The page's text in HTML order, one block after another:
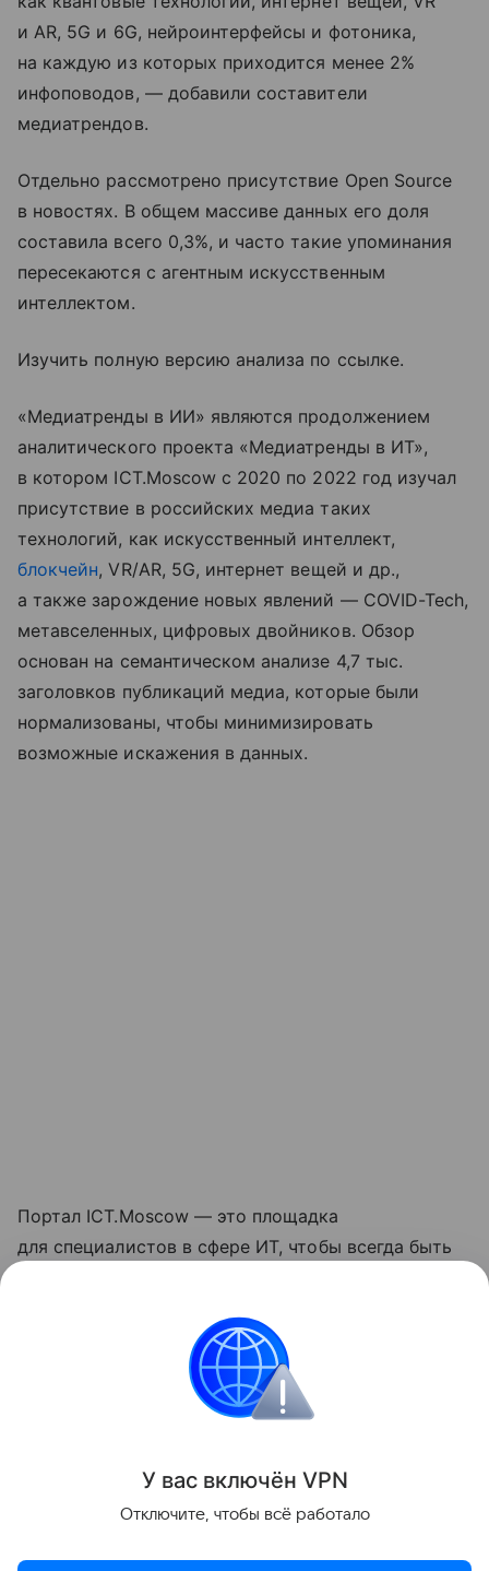
и AR, 5G и 6G, нейроинтерфейсы и фотоника,
на каждую из которых приходится менее 2%
инфоповодов, — добавили составители
медиатрендов.
Отдельно рассмотрено присутствие Open Source
в новостях. В общем массиве данных его доля
составила всего 0,3%, и часто такие упоминания
пересекаются с агентным искусственным
интеллектом.
Изучить полную версию анализа по ссылке.
«Медиатренды в ИИ» являются продолжением
аналитического проекта «Медиатренды в ИТ»,
в котором ICT.Moscow с 2020 по 2022 год изучал
присутствие в российских медиа таких
технологий, как искусственный интеллект,
блокчейн, VR/AR, 5G, интернет вещей и др.,
а также зарождение новых явлений — COVID-Tech,
метавселенных, цифровых двойников. Обзор
основан на семантическом анализе 4,7 тыс.
заголовков публикаций медиа, которые были
нормализованы, чтобы минимизировать
возможные искажения в данных.
Портал ICT.Moscow — это площадка
для специалистов в сфере ИТ, чтобы всегда быть
Поделиться
У вас включён VPN
Отключите, чтобы всё работало